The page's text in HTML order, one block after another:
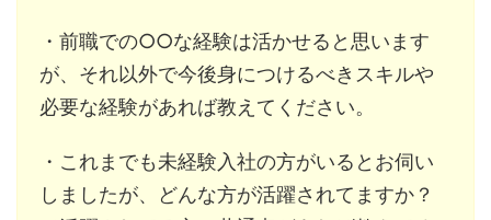
・前職での○○な経験は活かせると思います
が、それ以外で今後身につけるべきスキルや
必要な経験があれば教えてください。
・これまでも未経験入社の方がいるとお伺い
しましたが、どんな方が活躍されてますか？